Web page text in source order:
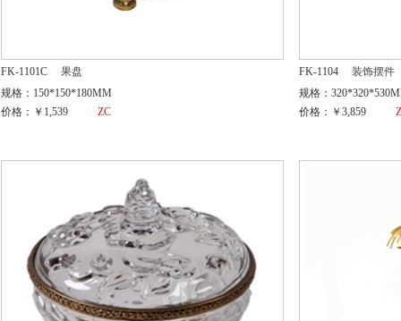
FK-1101C
果盘
规格：150*150*180MM
价格：￥1,539
ZC
FK-1104
装饰摆件
规格：
价格：￥3,859